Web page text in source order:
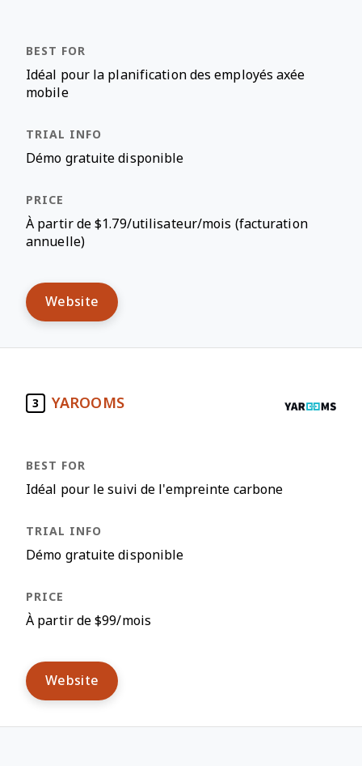
Idéal pour la planification des employés axée
mobile
Démo gratuite disponible
À partir de $1.79/utilisateur/mois (facturation
annuelle)
Website
3 YAROOMS
Idéal pour le suivi de l'empreinte carbone
Démo gratuite disponible
À partir de $99/mois
Website